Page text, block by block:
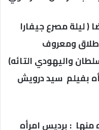
( ليلة مصرع جيفارا
طلاق ومعروف
واليهودي التائه)
بفيلم سيد درويش
منها : برديس امرأه